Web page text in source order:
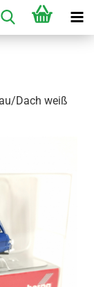
Dach weiß